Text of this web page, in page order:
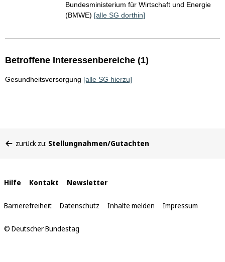
Bundesministerium für Wirtschaft und Energie
(BMWE) [alle SG dorthin]
Betroffene Interessenbereiche (1)
Gesundheitsversorgung [alle SG hierzu]
befinden
zurück zu: Stellungnahmen/Gutachten
Interne
Links
Hilfe Kontakt Newsletter
Barrierefreiheit Datenschutz Inhalte melden Impressum
© Deutscher Bundestag